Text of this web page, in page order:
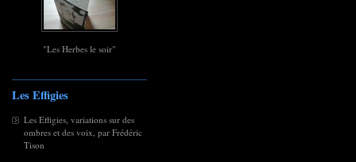
"Les Herbes le soir"
Les Effigies
Les Effigies, variations sur des
ombres et des voix, par Frédéric
Tison